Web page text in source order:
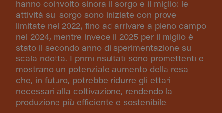
hanno coinvolto sinora il sorgo e il miglio: le
attività sul sorgo sono iniziate con prove
limitate nel 2022, fino ad arrivare a pieno campo
nel 2024, mentre invece il 2025 per il miglio è
stato il secondo anno di sperimentazione su
scala ridotta. I primi risultati sono promettenti e
mostrano un potenziale aumento della resa
che, in futuro, potrebbe ridurre gli ettari
necessari alla coltivazione, rendendo la
produzione più efficiente e sostenibile.